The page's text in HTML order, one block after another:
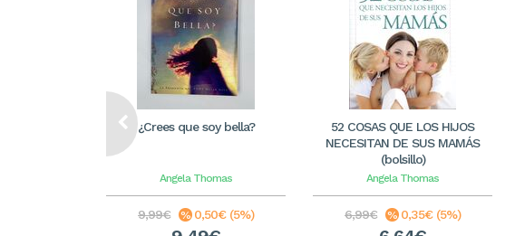
¿Crees que soy bella?
Angela Thomas
9,99€ 0,50€ (5%)
52 COSAS QUE LOS HIJOS
NECESITAN DE SUS MAMÁS
(bolsillo)
Angela Thomas
6,99€ 0,35€ (5%)